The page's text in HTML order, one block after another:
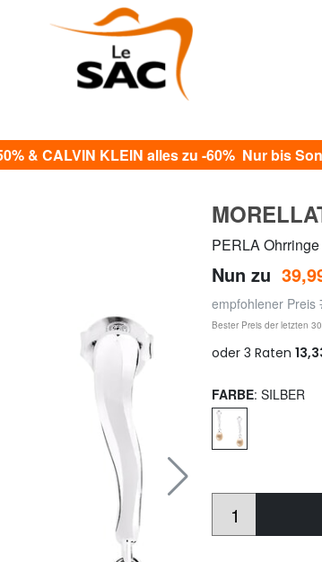
& CALVIN KLEIN alles zu -60% Nur bis
PERLA Ohrringe
Nun zu
empfohlener Preis
Bester Preis der letzten
FARBE: SILBER